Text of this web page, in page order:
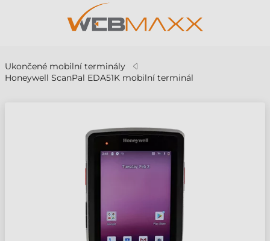
Ukončené mobilní terminály
Honeywell ScanPal EDA51K mobilní terminál